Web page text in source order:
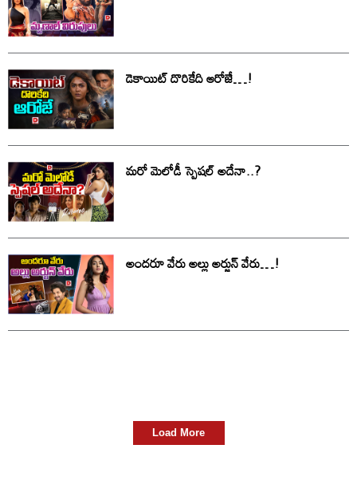
డెకాయిట్ దొరికేది ఆరోజే…!
మరో మెలోడీ స్పెషల్ అదేనా..?
అందరూ వేరు అల్లు అర్జున్ వేరు…!
Load More